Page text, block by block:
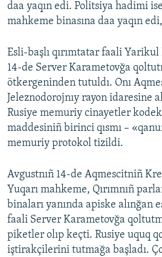
daa yaqın edi. Politsiya hadimi
mahkeme binasına daa yaqın
Esli-başlı qırımtatar faali Yarikul
14-de Server Karametovğa
ötkergeninden tutuldı. Onı
Jeleznodorojnıy rayon idaresine
Rusiye memuriy cinayetler
maddesiniñ birinci qısmı –
memuriy protokol tizildi.
Avgustnıñ 14-de Aqmescitniñ
Yuqarı mahkeme, Qırımnıñ
binaları yanında apiske alınğan
faali Server Karametovğa
piketler olıp keçti. Rusiye uquq
iştirakçilerini tutmağa başladı.